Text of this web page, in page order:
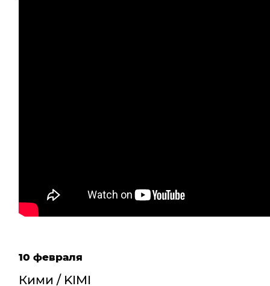
10 февраля
Кими / KIMI